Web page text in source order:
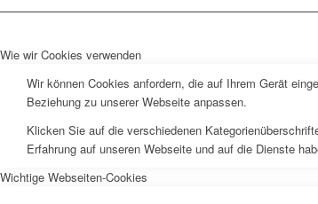
Wie wir Cookies verwenden
Wir können Cookies anfordern, die auf Ihrem Gerät
Beziehung zu unserer Webseite anpassen.
Klicken Sie auf die verschiedenen
Erfahrung auf unseren Webseite und auf die Dienste
Wichtige Webseiten-Cookies